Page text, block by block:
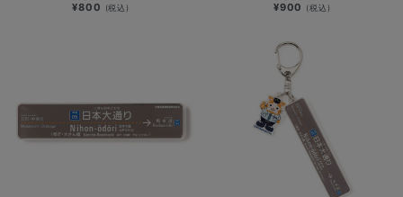
¥800 (税込) ¥900 (税込)